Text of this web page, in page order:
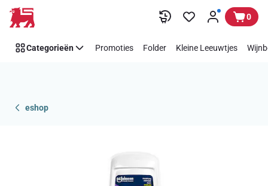
Overslaan 0
Categorieën Promoties Folder Kleine Leeuwtjes
eshop